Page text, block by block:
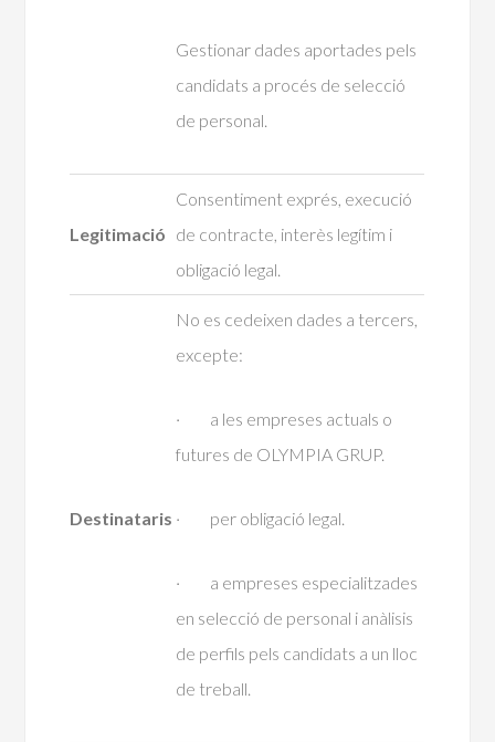
Gestionar dades aportades pels
candidats a procés de selecció
de personal.
Legitimació
Consentiment exprés, execució
de contracte, interès legítim i
obligació legal.
Destinataris
No es cedeixen dades a tercers,
excepte:
· a les empreses actuals o
futures de OLYMPIA GRUP.
· per obligació legal.
· a empreses especialitzades
en selecció de personal i anàlisis
de perfils pels candidats a un lloc
de treball.